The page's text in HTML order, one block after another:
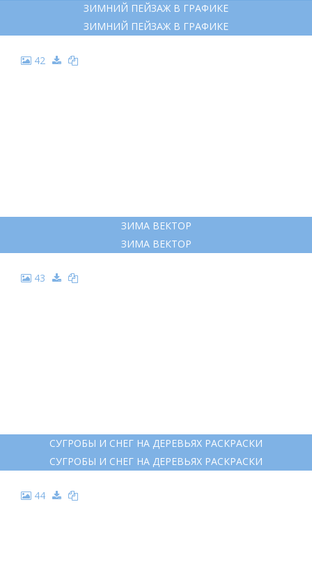
ЗИМНИЙ ПЕЙЗАЖ В ГРАФИКЕ
ЗИМНИЙ ПЕЙЗАЖ В ГРАФИКЕ
42
ЗИМА ВЕКТОР
ЗИМА ВЕКТОР
43
СУГРОБЫ И СНЕГ НА ДЕРЕВЬЯХ РАСКРАСКИ
СУГРОБЫ И СНЕГ НА ДЕРЕВЬЯХ РАСКРАСКИ
44